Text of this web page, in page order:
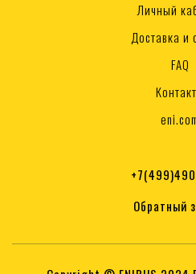
Личный
Доставка и
FAQ
Обратный